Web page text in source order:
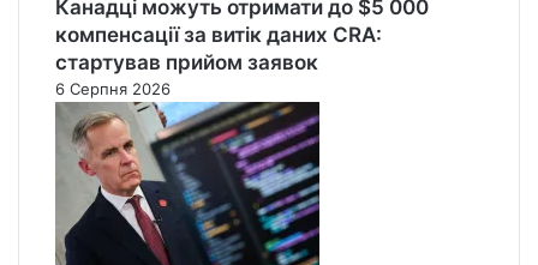
Канадці можуть отримати до $5 000
компенсації за витік даних CRA:
стартував прийом заявок
6 Серпня 2026